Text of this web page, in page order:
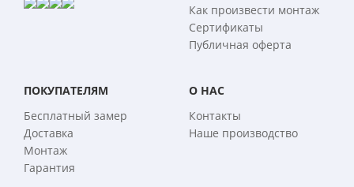
Как произвести монтаж
Сертификаты
Публичная оферта
ПОКУПАТЕЛЯМ
Бесплатный замер
Доставка
Монтаж
Гарантия
О НАС
Контакты
Наше производство